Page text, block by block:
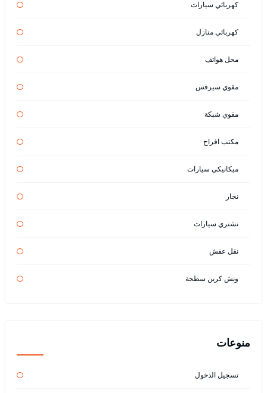
كهربائي سيارات
كهربائي منازل
محل هواتف
مقوي سيرفس
مقوي شبكة
مكتب افراح
ميكانيكي سيارات
نجار
نشتري سيارات
نقل عفش
ونش كرين سطحة
منوعات
تسجيل الدخول